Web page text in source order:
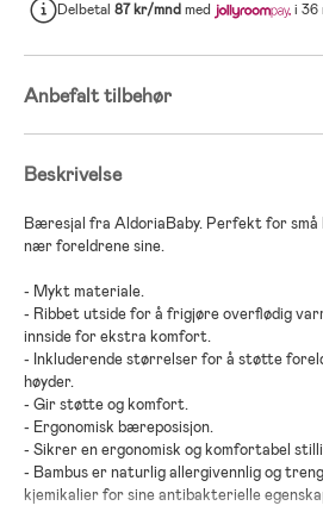
Delbetal 87 kr/mndmed i 36
Anbefalt tilbehør
Beskrivelse
Bæresjal fra AldoriaBaby. Perfekt for små
nær foreldrene sine.
- Mykt materiale.
- Ribbet utside for å frigjøre overflødig
innside for ekstra komfort.
- Inkluderende størrelser for å støtte
høyder.
- Gir støtte og komfort.
- Ergonomisk bæreposisjon.
- Sikrer en ergonomisk og komfortabel
- Bambus er naturlig allergivennlig og
kjemikalier for sine antibakterielle